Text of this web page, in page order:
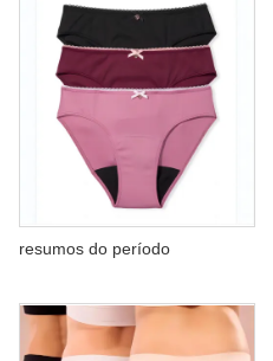
resumos do período